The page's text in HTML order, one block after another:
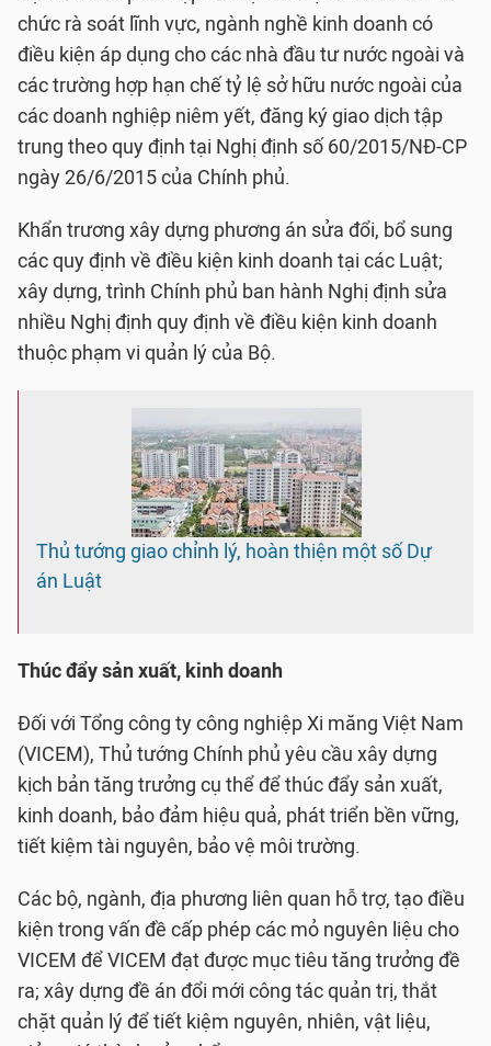
chức rà soát lĩnh vực, ngành nghề kinh doanh có
điều kiện áp dụng cho các nhà đầu tư nước ngoài và
các trường hợp hạn chế tỷ lệ sở hữu nước ngoài của
các doanh nghiệp niêm yết, đăng ký giao dịch tập
trung theo quy định tại Nghị định số 60/2015/NĐ-CP
ngày 26/6/2015 của Chính phủ.
Khẩn trương xây dựng phương án sửa đổi, bổ sung
các quy định về điều kiện kinh doanh tại các Luật;
xây dựng, trình Chính phủ ban hành Nghị định sửa
nhiều Nghị định quy định về điều kiện kinh doanh
thuộc phạm vi quản lý của Bộ.
Thủ tướng giao chỉnh lý, hoàn thiện một số Dự
án Luật
Thúc đẩy sản xuất, kinh doanh
Đối với Tổng công ty công nghiệp Xi măng Việt Nam
(VICEM), Thủ tướng Chính phủ yêu cầu xây dựng
kịch bản tăng trưởng cụ thể để thúc đẩy sản xuất,
kinh doanh, bảo đảm hiệu quả, phát triển bền vững,
tiết kiệm tài nguyên, bảo vệ môi trường.
Các bộ, ngành, địa phương liên quan hỗ trợ, tạo điều
kiện trong vấn đề cấp phép các mỏ nguyên liệu cho
VICEM để VICEM đạt được mục tiêu tăng trưởng đề
ra; xây dựng đề án đổi mới công tác quản trị, thắt
chặt quản lý để tiết kiệm nguyên, nhiên, vật liệu,